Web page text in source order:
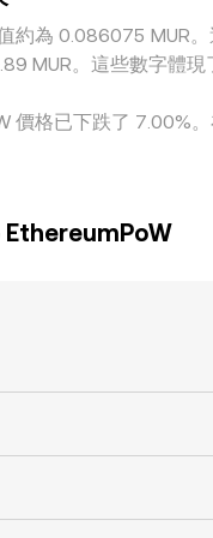
約為 0.086075 MUR
MUR。這些數字體
價格已下跌了 7.00%
EthereumPoW